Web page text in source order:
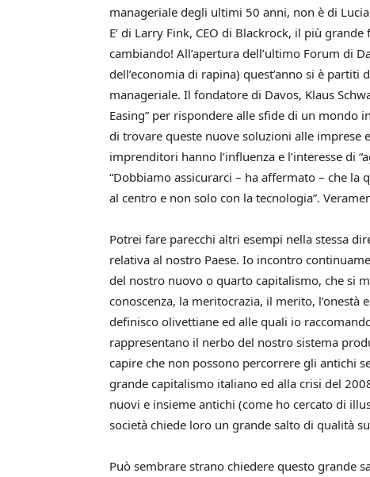
manageriale degli ultimi 50 anni, non è di
E’ di Larry Fink, CEO di Blackrock, il più
cambiando! All’apertura dell’ultimo Forum di
dell’economia di rapina) quest’anno si è partiti
manageriale. Il fondatore di Davos, Klaus
Easing” per rispondere alle sfide di un mondo
di trovare queste nuove soluzioni alle imprese
imprenditori hanno l’influenza e l’interesse di
“Dobbiamo assicurarci – ha affermato – che
al centro e non solo con la tecnologia”.
Potrei fare parecchi altri esempi nella stessa
relativa al nostro Paese. Io incontro
del nostro nuovo o quarto capitalismo, che si
conoscenza, la meritocrazia, il merito,
definisco olivettiane ed alle quali io
rappresentano il nerbo del nostro sistema
capire che non possono percorrere gli antichi
grande capitalismo italiano ed alla crisi del
nuovi e insieme antichi (come ho cercato di
società chiede loro un grande salto di qualità
Può sembrare strano chiedere questo grande